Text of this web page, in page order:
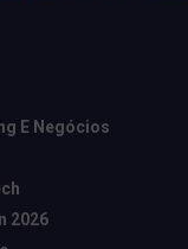
E Negócios
2026